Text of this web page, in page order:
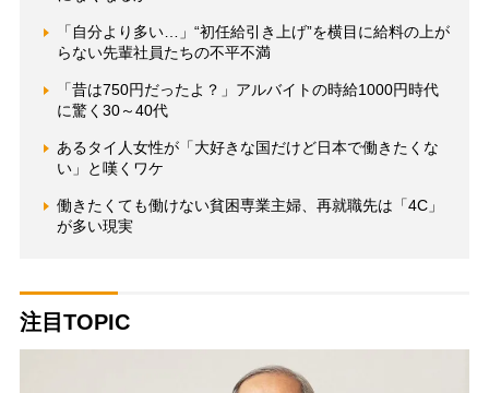
「自分より多い…」“初任給引き上げ”を横目に給料の上が
らない先輩社員たちの不平不満
「昔は750円だったよ？」アルバイトの時給1000円時代
に驚く30～40代
あるタイ人女性が「大好きな国だけど日本で働きたくな
い」と嘆くワケ
働きたくても働けない貧困専業主婦、再就職先は「4C」
が多い現実
注目TOPIC